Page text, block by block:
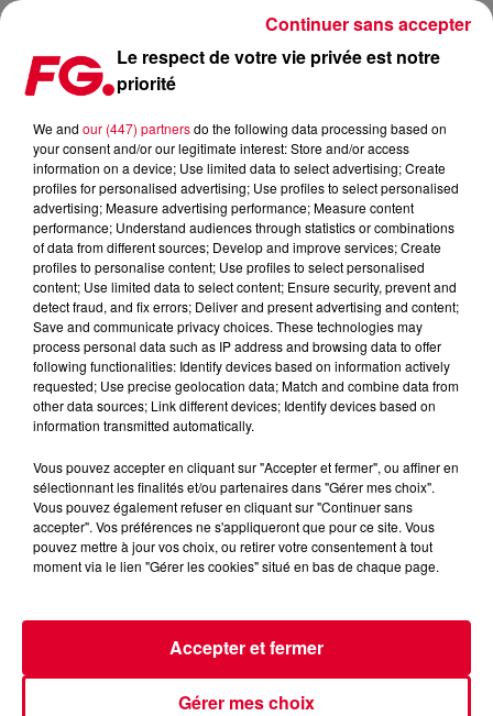
MAXXIMUM DJ'S : NJ
Le respect de votre vie privée est notre
priorité
We and our (447) partnersdo the following data processing based on
your consent and/or our legitimate interest: Store and/or access
information on a device; Use limited data to select advertising; Create
profiles for personalised advertising; Use profiles to select personalised
advertising; Measure advertising performance; Measure content
performance; Understand audiences through statistics or combinations
of data from different sources; Develop and improve services; Create
profiles to personalise content; Use profiles to select personalised
content; Use limited data to select content; Ensure security, prevent and
detect fraud, and fix errors; Deliver and present advertising and content;
Save and communicate privacy choices. These technologies may
process personal data such as IP address and browsing data to offer
following functionalities: Identify devices based on information actively
requested; Use precise geolocation data; Match and combine data from
other data sources; Link different devices; Identify devices based on
information transmitted automatically.
Vous pouvez accepter en cliquant sur "Accepter et fermer", ou affiner en
sélectionnant les finalités et/ou partenaires dans "Gérer mes choix".
Vous pouvez également refuser en cliquant sur "Continuer sans
accepter". Vos préférences ne s'appliqueront que pour ce site. Vous
pouvez mettre à jour vos choix, ou retirer votre consentement à tout
moment via le lien "Gérer les cookies" situé en bas de chaque page.
Gérer mes choix
Accepter et fermer
Continuer sans accepter